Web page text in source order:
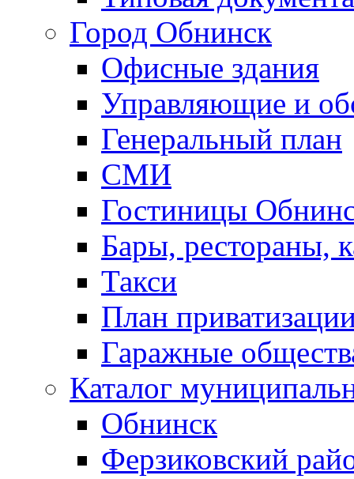
Город Обнинск
Офисные здания
Управляющие и
Генеральный план
СМИ
Гостиницы
Бары, рестораны,
Такси
План
Гаражные
Каталог
Обнинск
Ферзиковский